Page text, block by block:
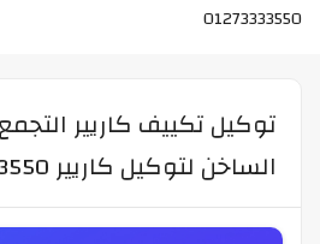
01273333550
توكيل تكييف كاريير
الساخن لتوكيل كاريير 01273333550